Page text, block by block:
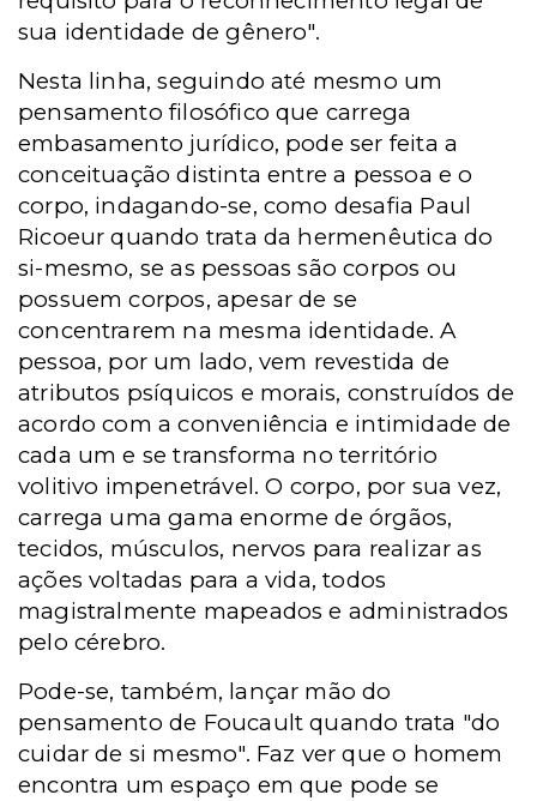
sua identidade de gênero".
Nesta linha, seguindo até mesmo um
pensamento filosófico que carrega
embasamento jurídico, pode ser feita a
conceituação distinta entre a pessoa e o
corpo, indagando-se, como desafia Paul
Ricoeur quando trata da hermenêutica do
si-mesmo, se as pessoas são corpos ou
possuem corpos, apesar de se
concentrarem na mesma identidade. A
pessoa, por um lado, vem revestida de
atributos psíquicos e morais, construídos de
acordo com a conveniência e intimidade de
cada um e se transforma no território
volitivo impenetrável. O corpo, por sua vez,
carrega uma gama enorme de órgãos,
tecidos, músculos, nervos para realizar as
ações voltadas para a vida, todos
magistralmente mapeados e administrados
pelo cérebro.
Pode-se, também, lançar mão do
pensamento de Foucault quando trata "do
cuidar de si mesmo". Faz ver que o homem
encontra um espaço em que pode se